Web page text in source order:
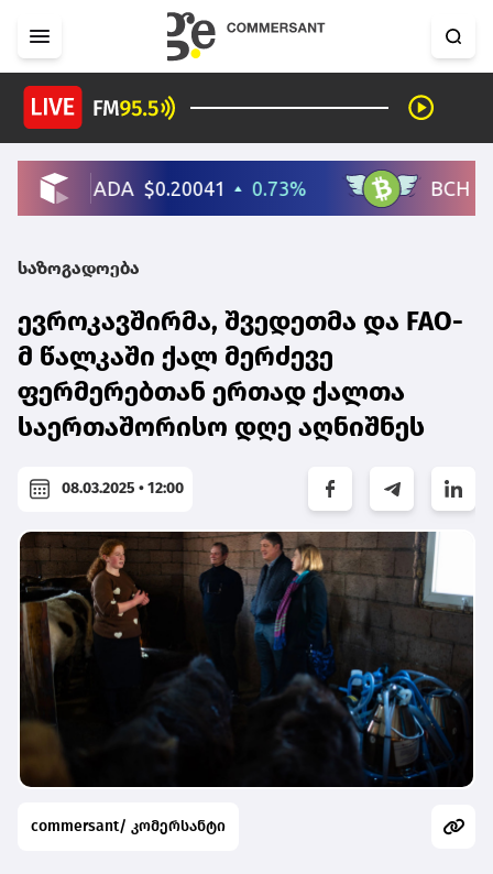
საზოგადოება
ევროკავშირმა, შვედეთმა და FAO-
მ წალკაში ქალ მერძევე
ფერმერებთან ერთად ქალთა
საერთაშორისო დღე აღნიშნეს
08.03.2025 • 12:00
commersant/ კომერსანტი